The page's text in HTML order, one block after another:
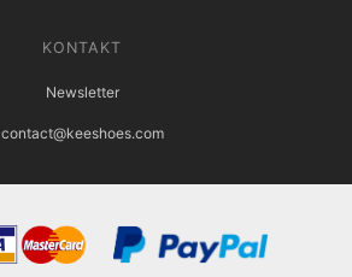
KONTAKT
Newsletter
contact@keeshoes.com